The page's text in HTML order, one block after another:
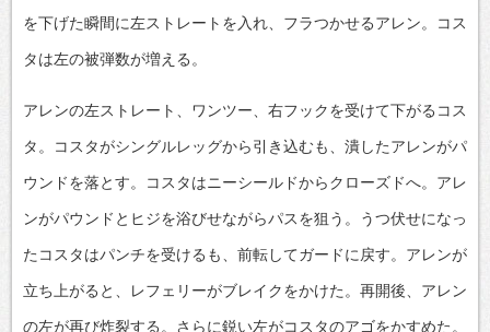
を下げた瞬間に左ストレートを入れ、フラつかせるアレン。コス
タは左の被弾数が増える。
アレンの左ストレート、ワンツー、右フックを受けて下がるコス
タ。コスタがシングルレッグから引き込むも、潰したアレンがパ
ウンドを落とす。コスタはニーシールドからクローズドへ。アレ
ンがパウンドとヒジを浴びせながらパスを狙う。うつ伏せになっ
たコスタはパンチを受けるも、前転してガードに戻す。アレンが
立ち上がると、レフェリーがブレイクをかけた。再開後、アレン
の左が再び炸裂する。さらに鋭い左がコスタのアゴをかすめた。